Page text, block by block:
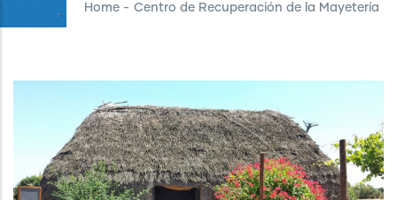
Home - Centro de Recuperación de la Mayetería